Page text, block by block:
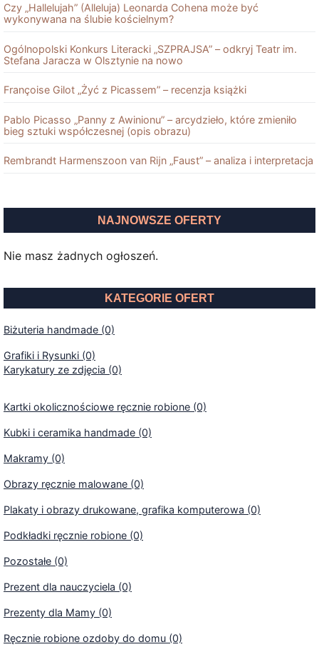
Czy „Hallelujah” (Alleluja) Leonarda Cohena może być
wykonywana na ślubie kościelnym?
Ogólnopolski Konkurs Literacki „SZPRAJSA” – odkryj Teatr im.
Stefana Jaracza w Olsztynie na nowo
Françoise Gilot „Żyć z Picassem” – recenzja książki
Pablo Picasso „Panny z Awinionu” – arcydzieło, które zmieniło
bieg sztuki współczesnej (opis obrazu)
Rembrandt Harmenszoon van Rĳn „Faust” – analiza i interpretacja
NAJNOWSZE OFERTY
Nie masz żadnych ogłoszeń.
KATEGORIE OFERT
Biżuteria handmade (0)
Grafiki i Rysunki (0)
Karykatury ze zdjęcia (0)
Kartki okolicznościowe ręcznie robione (0)
Kubki i ceramika handmade (0)
Makramy (0)
Obrazy ręcznie malowane (0)
Plakaty i obrazy drukowane, grafika komputerowa (0)
Podkładki ręcznie robione (0)
Pozostałe (0)
Prezent dla nauczyciela (0)
Prezenty dla Mamy (0)
Ręcznie robione ozdoby do domu (0)